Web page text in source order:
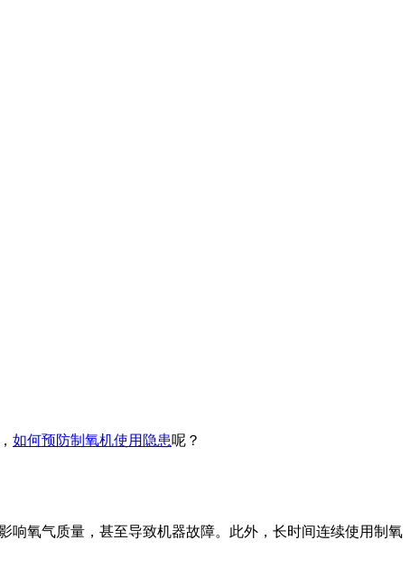
如何预防制氧机使用隐患呢？
响氧气质量，甚至导致机器故障。此外，长时间连续使用制氧